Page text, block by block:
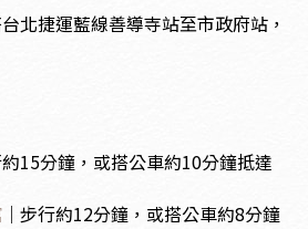
台北捷運藍線善導寺站至市政府站，
約15分鐘，或搭公車約10分鐘抵達
｜步行約12分鐘，或搭公車約8分鐘